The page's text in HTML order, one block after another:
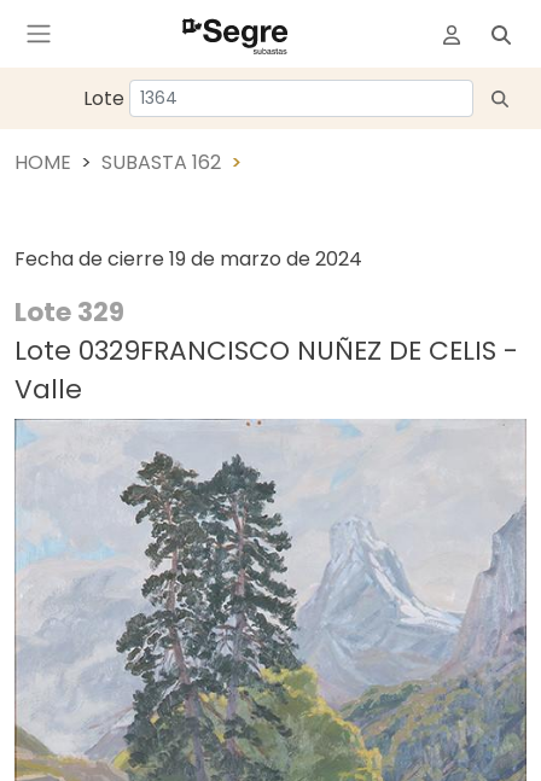
Lote
HOME SUBASTA 162
Fecha de cierre 19 de marzo de 2024
Lote 329
Lote 0329FRANCISCO NUÑEZ DE CELIS -
Valle